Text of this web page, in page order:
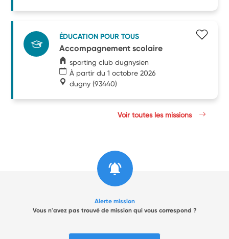
ÉDUCATION POUR TOUS
Accompagnement scolaire
sporting club dugnysien
À partir du 1 octobre 2026
dugny (93440)
Voir toutes les missions
Alerte mission
Vous n'avez pas trouvé de mission qui vous correspond ?